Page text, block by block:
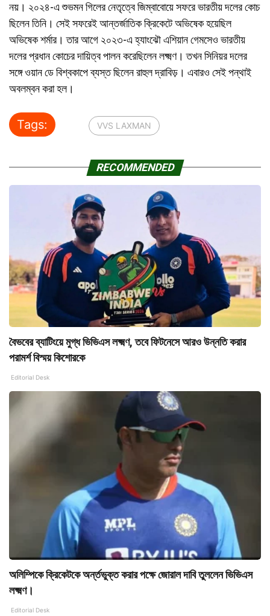
নয়। ২০২৪-এ শুভমন গিলের নেতৃত্বে জিম্বাবোয়ে সফরে ভারতীয় দলের কোচ
ছিলেন তিনি। সেই সফরেই আন্তর্জাতিক ক্রিকেটে অভিষেক হয়েছিল
অভিষেক শর্মার। তার আগে ২০২৩-এ হ্যাংঝৌ এশিয়ান গেমসেও ভারতীয়
দলের প্রধান কোচের দায়িত্ব পালন করেছিলেন লক্ষ্মণ। তখন সিনিয়র দলের
সঙ্গে ওয়ান ডে বিশ্বকাপে ব্যস্ত ছিলেন রাহুল দ্রাবিড়। এবারও সেই পন্থাই
অবলম্বন করা হল।
Tags: VVS LAXMAN
RECOMMENDED
বৈভবের ব্যাটিংয়ে মুগ্ধ ভিভিএস লক্ষ্মণ, তবে ফিটনেসে আরও উন্নতি করার
পরামর্শ বিস্ময় কিশোরকে
Editorial Desk
অলিম্পিকে ক্রিকেটকে অর্ন্তভুক্ত করার পক্ষে জোরাল দাবি তুললেন ভিভিএস
লক্ষ্মণ।
Editorial Desk